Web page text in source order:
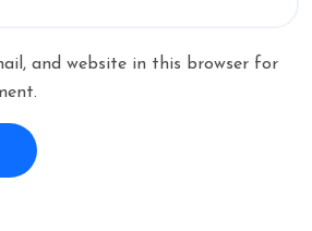
and website in this browser for